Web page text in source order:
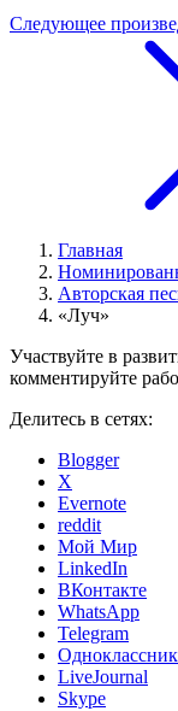
Следующее
Главная
Авторская
«Луч»
Участвуйте в
комментируйте
Делитесь в сетях:
Blogger
X
Evernote
reddit
Мой Мир
LinkedIn
ВКонтакте
WhatsApp
Telegram
LiveJournal
Skype